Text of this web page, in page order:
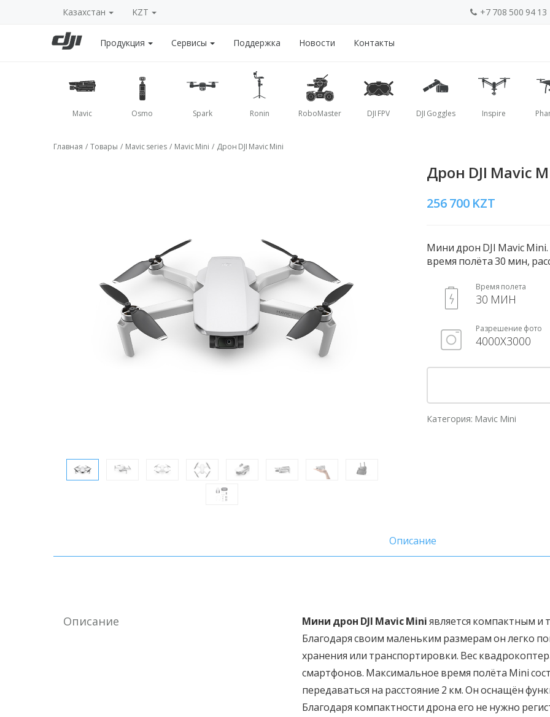
Казахстан KZT +7 708 500 94 13
Продукция Сервисы Поддержка Новости Контакты
Mavic Osmo Spark Ronin RoboMaster DJI FPV DJI Goggles Inspire
Главная / Товары / Mavic series / Mavic Mini / Дрон DJI Mavic Mini
Дрон DJI Mavic
256 700 KZT
Мини дрон DJI Mavic
время полёта 30 мин,
Время полета
30 МИН
Разрешение фото
4000Х3000
Категория: Mavic Mini
Описание
Описание Мини дрон DJI Mavic Miniявляется компактным и
Благодаря своим маленьким размерам он легко
хранения или транспортировки. Вес
смартфонов. Максимальное время полёта Mini
передаваться на расстояние 2 км. Он оснащён
Благодаря компактности дрона его не нужно